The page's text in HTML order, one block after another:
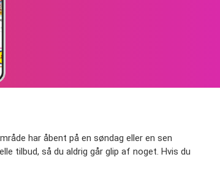
har åbent på en søndag eller en sen
tilbud, så du aldrig går glip af noget. Hvis du